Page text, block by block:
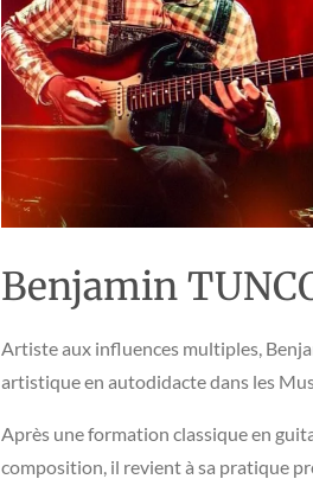
Benjamin
Artiste aux influences multiples,
artistique en autodidacte dans les
Après une formation classique en
composition, il revient à sa pratique